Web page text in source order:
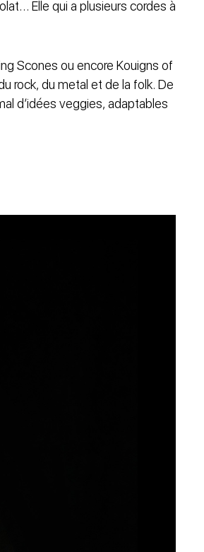
Elle qui a plusieurs cordes à
Scones ou encore Kouigns of
rock, du metal et de la folk. De
d’idées veggies, adaptables